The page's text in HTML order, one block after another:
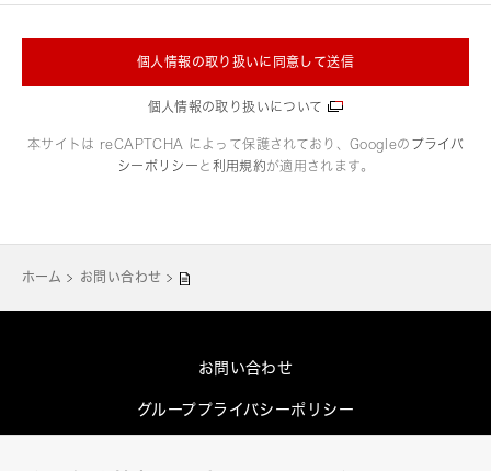
個人情報の取り扱いに同意して送信
個人情報の取り扱いについて
本サイトは reCAPTCHA によって保護されており、Googleの プライバ
シーポリシー と 利用規約が適用されます。
ホーム お問い合わせ
お問い合わせ
グループプライバシーポリシー